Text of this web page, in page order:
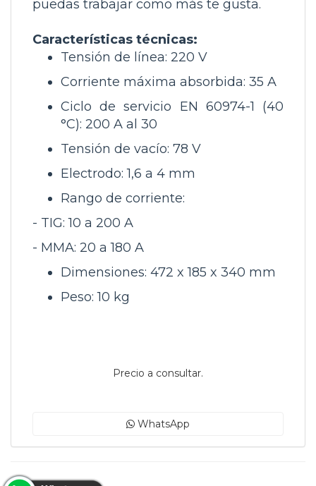
puedas trabajar como más te gusta.
Características técnicas:
Tensión de línea: 220 V
Corriente máxima absorbida: 35 A
Ciclo de servicio EN 60974-1 (40
°C): 200 A al 30
Tensión de vacío: 78 V
Electrodo: 1,6 a 4 mm
Rango de corriente:
- TIG: 10 a 200 A
- MMA: 20 a 180 A
Dimensiones: 472 x 185 x 340 mm
Peso: 10 kg
Precio a consultar.
WhatsApp